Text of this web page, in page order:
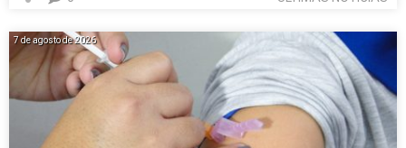
7 de agosto de 2026